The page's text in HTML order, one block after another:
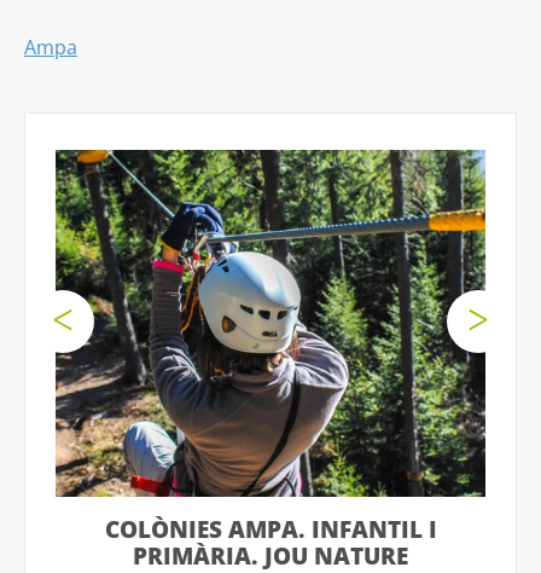
Ampa
COLÒNIES AMPA. INFANTIL I
PRIMÀRIA. JOU NATURE